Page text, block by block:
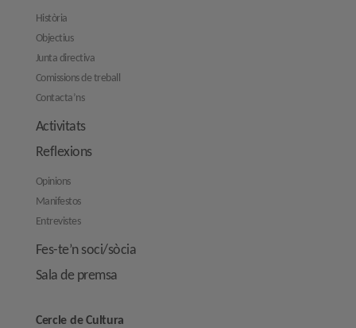
Història
Objectius
Junta directiva
Comissions de treball
Contacta’ns
Activitats
Reflexions
Opinions
Manifestos
Entrevistes
Fes-te’n soci/sòcia
Sala de premsa
Cercle de Cultura